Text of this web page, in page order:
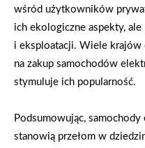
wśród użytkowników
ich ekologiczne aspekty,
i eksploatacji. Wiele
na zakup samochodów
stymuluje ich popularność.
Podsumowując,
stanowią przełom w